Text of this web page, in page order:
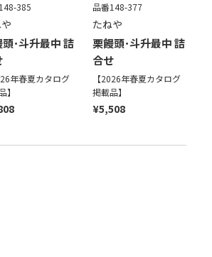
385
･斗升最中 詰
年春夏カタログ
】
品番148-377
たねや
栗饅頭･斗升最中 詰
合せ
【2026年春夏カタログ
掲載品】
¥5,508